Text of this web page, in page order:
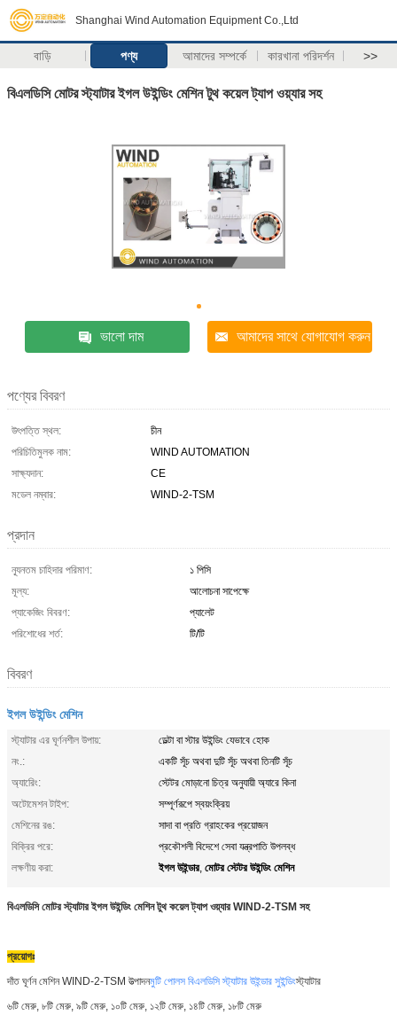
Shanghai Wind Automation Equipment Co.,Ltd
বাড়ি পণ্য আমাদের সম্পর্কে কারখানা পরিদর্শন >>
বিএলডিসি মোটর স্ট্যাটার ইগল উইন্ডিং মেশিন টুথ কয়েল ট্যাপ ওয়্যার সহ
ভালো দাম আমাদের সাথে যোগাযোগ করুন
পণ্যের বিবরণ
উৎপত্তি স্থল:
চীন
পরিচিতিমুলক নাম:
WIND AUTOMATION
সাক্ষ্যদান:
CE
মডেল নম্বার:
WIND-2-TSM
প্রদান
ন্যূনতম চাহিদার পরিমাণ:
১ পিসি
মূল্য:
আলোচনা সাপেক্ষে
প্যাকেজিং বিবরণ:
প্যালেট
পরিশোধের শর্ত:
টি/টি
বিবরণ
ইগল উইন্ডিং মেশিন
স্ট্যাটার এর ঘূর্ণনশীল উপায়:
ডেল্টা বা স্টার উইন্ডিং যেভাবে হোক
নং.:
একটি সূঁচ অথবা দুটি সূঁচ অথবা তিনটি সূঁচ
অ্যারেিং:
স্টেটর মোড়ানো চিত্র অনুযায়ী অ্যারে কিনা
অটোমেশন টাইপ:
সম্পূর্ণরূপে স্বয়ংক্রিয়
মেশিনের রঙ:
সাদা বা প্রতি গ্রাহকের প্রয়োজন
বিক্রির পরে:
প্রকৌশলী বিদেশে সেবা যন্ত্রপাতি উপলব্ধ
লক্ষণীয় করা:
ইগল উইন্ডার, মোটর স্টেটর উইন্ডিং মেশিন
বিএলডিসি মোটর স্ট্যাটার ইগল উইন্ডিং মেশিন টুথ কয়েল ট্যাপ ওয়্যার WIND-2-TSM সহ
প্রয়োগঃ
দাঁত ঘূর্ণন মেশিন WIND-2-TSM উত্পাদনমুটি পোলস বিএলডিসি স্ট্যাটার উইন্ডার সুইন্ডিংস্ট্যাটার
৬টি মেরু, ৮টি মেরু, ৯টি মেরু, ১০টি মেরু, ১২টি মেরু, ১৪টি মেরু, ১৮টি মেরু